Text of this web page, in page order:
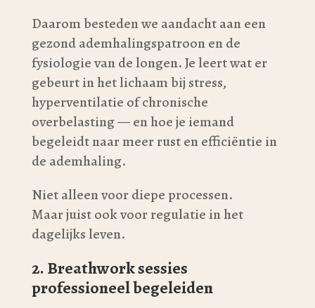
Daarom besteden we aandacht aan een
gezond ademhalingspatroon en de
fysiologie van de longen. Je leert wat er
gebeurt in het lichaam bij stress,
hyperventilatie of chronische
overbelasting — en hoe je iemand
begeleidt naar meer rust en efficiëntie in
de ademhaling.
Niet alleen voor diepe processen.
Maar juist ook voor regulatie in het
dagelijks leven.
2. Breathwork sessies
professioneel begeleiden